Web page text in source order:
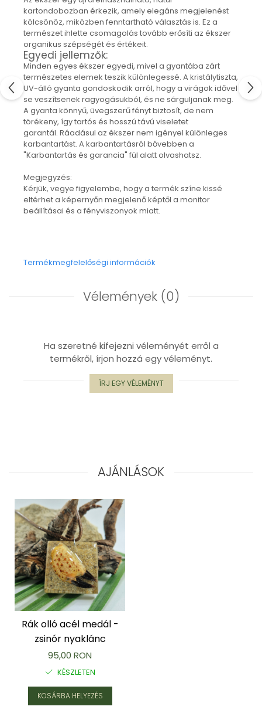
"NEM-papír" konyhai törlőkendő
Utazó evőeszköztartó
Újrahasználható zöldség- és
gyümölcsös zsák
Személyre szabott termékek
Ajándékutalvány
Kötött kiegészítők
Karácsonyi dekoráció
MINDEN Ékszer és Kiegészítő
MINDEN Környezettudatos Termék
MINDEN Személyre Szabott
kartondobozban érkezik, amely elegáns megjelenést
kölcsönöz, miközben fenntartható választás is. Ez a
természet ihlette csomagolás tovább erősíti az ékszer
organikus szépségét és értékeit.
Egyedi jellemzők:
Minden egyes ékszer egyedi, mivel a gyantába zárt
természetes elemek teszik különlegessé. A kristálytiszta,
UV-álló gyanta gondoskodik arról, hogy a virágok idővel
se veszítsenek ragyogásukból, és ne sárguljanak meg.
A gyanta könnyű, üvegszerű fényt biztosít, de nem
törékeny, így tartós és hosszú távú viseletet
garantál. Ráadásul az ékszer nem igényel különleges
karbantartást. A karbantartásról bővebben a
"Karbantartás és garancia" fül alatt olvashatsz.
Megjegyzés:
Kérjük, vegye figyelembe, hogy a termék színe kissé
eltérhet a képernyőn megjelenő képtől a monitor
beállításai és a fényviszonyok miatt.
Termékmegfelelőségi információk
Vélemények (0)
Ha szeretné kifejezni véleményét erről a
termékről, írjon hozzá egy véleményt.
ÍRJ EGY VÉLEMÉNYT
AJÁNLÁSOK
Rák olló acél medál -
zsinór nyaklánc
95,00 RON
KÉSZLETEN
KOSÁRBA HELYEZÉS